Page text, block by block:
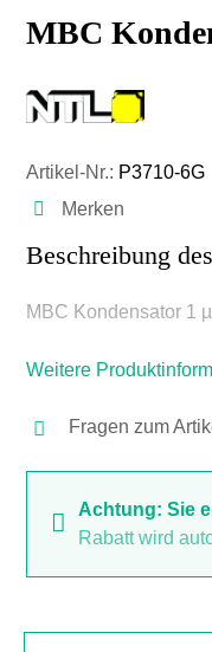
MBC
Artikel-Nr.: P3710-6G
Merken
Beschreibung
MBC Kondensator 1
Weitere
Fragen zum
Achtung: Sie
Rabatt wird